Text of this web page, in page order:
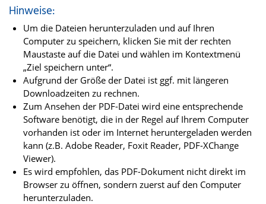
Hinweise:
Um die Dateien herunterzuladen und auf Ihren
Computer zu speichern, klicken Sie mit der rechten
Maustaste auf die Datei und wählen im Kontextmenü
„Ziel speichern unter“.
Aufgrund der Größe der Datei ist ggf. mit längeren
Downloadzeiten zu rechnen.
Zum Ansehen der PDF-Datei wird eine entsprechende
Software benötigt, die in der Regel auf Ihrem Computer
vorhanden ist oder im Internet heruntergeladen werden
kann (z.B. Adobe Reader, Foxit Reader, PDF-XChange
Viewer).
Es wird empfohlen, das PDF-Dokument nicht direkt im
Browser zu öffnen, sondern zuerst auf den Computer
herunterzuladen.